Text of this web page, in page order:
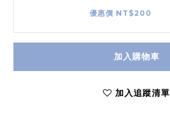
優惠價 NT$200
加入購物車
加入追蹤清單